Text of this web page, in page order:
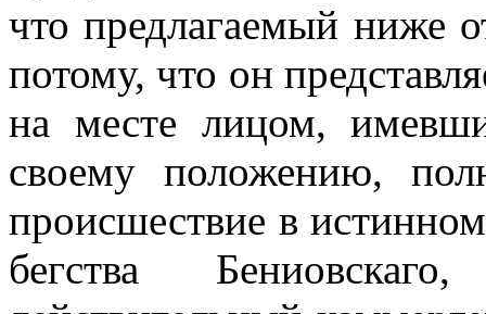
что предлагаемый ниже
потому, что он
на месте лицом,
своему положению,
происшествие в
бегства